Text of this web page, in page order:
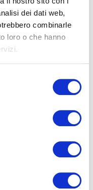
dei dati web,
combinarle
loro o che hanno
il gruppo ha intercettato
Una confluenza di
delle
tempo delle auto